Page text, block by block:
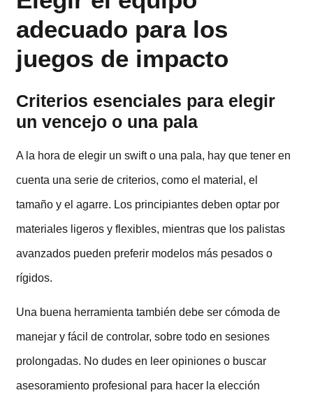
adecuado para los
juegos de impacto
Criterios esenciales para elegir
un vencejo o una pala
A la hora de elegir un swift o una pala, hay que tener en
cuenta una serie de criterios, como el material, el
tamaño y el agarre. Los principiantes deben optar por
materiales ligeros y flexibles, mientras que los palistas
avanzados pueden preferir modelos más pesados o
rígidos.
Una buena herramienta también debe ser cómoda de
manejar y fácil de controlar, sobre todo en sesiones
prolongadas. No dudes en leer opiniones o buscar
asesoramiento profesional para hacer la elección